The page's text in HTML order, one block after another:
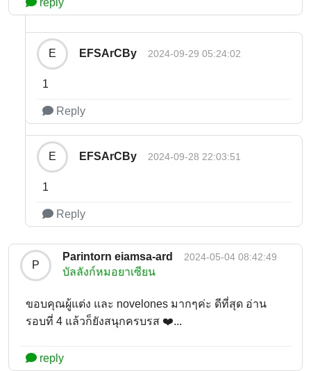
E EFSArCBy 2024-09-29 05:24:02
1
Reply
E EFSArCBy 2024-09-28 22:03:51
1
Reply
P
Parintorn eiamsa-ard 2024-05-04 08:42:49
บัลลังก์หมอยาเซียน
ขอบคุณผู้แต่ง และ novelones มากๆค่ะ ดีที่สุด อ่าน
รอบที่ 4 แล้วก็ยังสนุกครบรส ❤️...
reply